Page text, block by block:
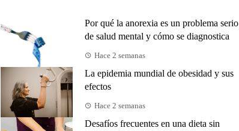
Por qué la anorexia es un problema serio
de salud mental y cómo se diagnostica
Hace 2 semanas
La epidemia mundial de obesidad y sus
efectos
Hace 2 semanas
Desafíos frecuentes en una dieta sin